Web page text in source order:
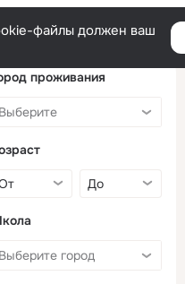
файлы должен ваш
проживания